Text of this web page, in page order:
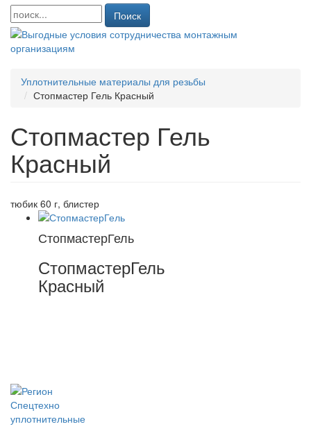
Поиск
Уплотнительные материалы для резьбы
Стопмастер Гель Красный
Стопмастер Гель
Красный
тюбик 60 г, блистер
СтопмастерГель
СтопмастерГель
Красный